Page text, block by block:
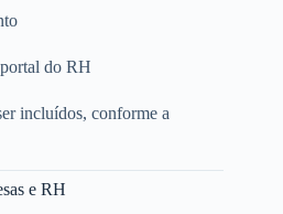
do RH
incluídos, conforme a
e RH